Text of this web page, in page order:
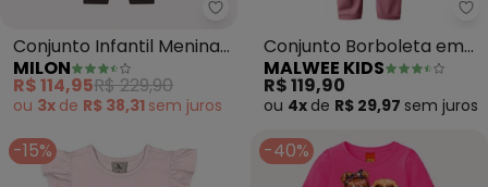
Milon - Conjunto Infantil
Conjunto Infantil Menina
Flor (Rosa)
MILON
R$ 114,95R$ 229,90
ou 3x de R$ 38,31 sem juros
Conjunto Borboleta em
Moletom (Rosê)
MALWEE KIDS
R$ 119,90
ou 4x de R$ 29,97 sem juros
-15% -40%